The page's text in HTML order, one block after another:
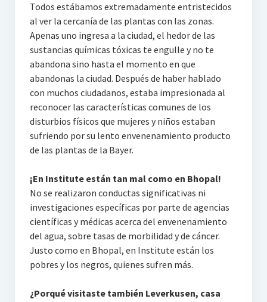
Todos estábamos extremadamente entristecidos
al ver la cercanía de las plantas con las zonas.
Apenas uno ingresa a la ciudad, el hedor de las
sustancias químicas tóxicas te engulle y no te
abandona sino hasta el momento en que
abandonas la ciudad. Después de haber hablado
con muchos ciudadanos, estaba impresionada al
reconocer las características comunes de los
disturbios físicos que mujeres y niños estaban
sufriendo por su lento envenenamiento producto
de las plantas de la Bayer.
¡En Institute están tan mal como en Bhopal!
No se realizaron conductas significativas ni
investigaciones específicas por parte de agencias
científicas y médicas acerca del envenenamiento
del agua, sobre tasas de morbilidad y de cáncer.
Justo como en Bhopal, en Institute están los
pobres y los negros, quienes sufren más.
¿Porqué visitaste también Leverkusen, casa